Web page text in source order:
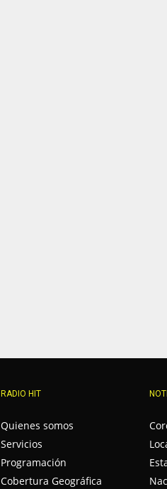
RADIO HIT
Quienes somos
Servicios
Programación
Cobertura Geográfica